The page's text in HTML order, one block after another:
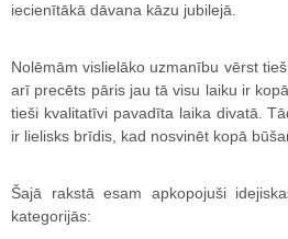
iecienītākā dāvana kāzu jubilejā.
Nolēmām vislielāko uzmanību vērst
arī precēts pāris jau tā visu laiku ir
tieši kvalitatīvi pavadīta laika divatā.
ir lielisks brīdis, kad nosvinēt kopā
Šajā rakstā esam apkopojuši
kategorijās: